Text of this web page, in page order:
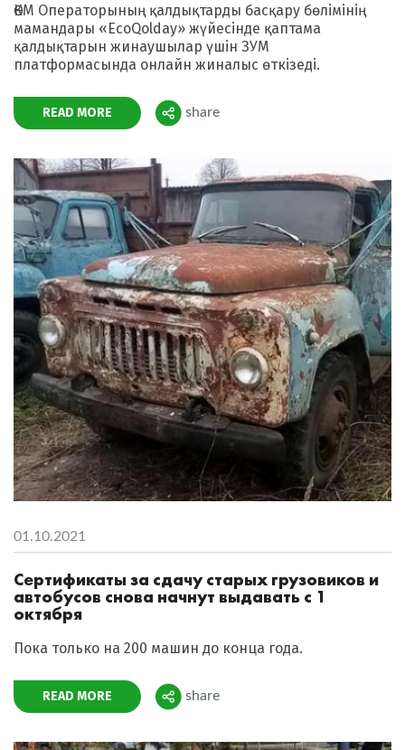
ӨКМ Операторының қалдықтарды басқару бөлімінің
мамандары «EcoQolday» жүйесінде қаптама
қалдықтарын жинаушылар үшін ЗУМ
платформасында онлайн жиналыс өткізеді.
READ MORE Поделиться
share
01.10.2021
Сертификаты за сдачу старых грузовиков и
автобусов снова начнут выдавать с 1
октября
Пока только на 200 машин до конца года.
READ MORE Поделиться
share